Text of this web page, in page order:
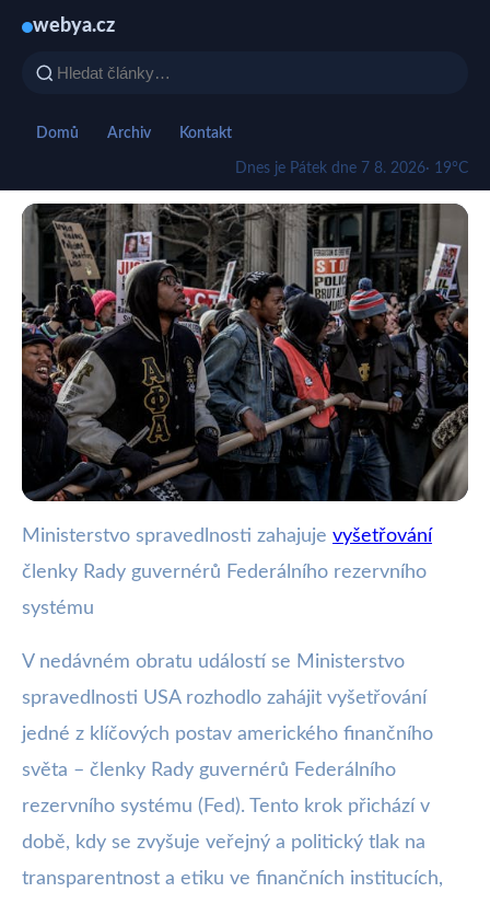
webya.cz
Domů Archiv Kontakt
Dnes je Pátek dne 7 8. 2026· 19°C
webya.cz
Ministerstvo spravedlnosti
znamená?
Ministerstvo spravedlnosti zahajuje vyšetřování
členky Rady guvernérů Federálního rezervního
systému
V nedávném obratu událostí se Ministerstvo
spravedlnosti USA rozhodlo zahájit vyšetřování
jedné z klíčových postav amerického finančního
světa – členky Rady guvernérů Federálního
rezervního systému (Fed). Tento krok přichází v
době, kdy se zvyšuje veřejný a politický tlak na
transparentnost a etiku ve finančních institucích,